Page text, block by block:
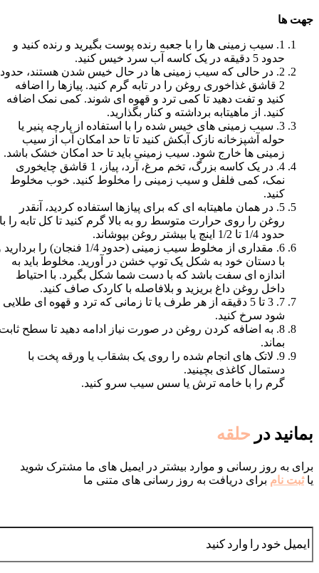
جهت ها
1. سیب زمینی ها را با جعبه رنده پوست بگیرید و رنده کنید و
حدود 5 دقیقه در یک کاسه آب سرد خیس کنید.
2. در حالی که سیب زمینی ها در حال خیس شدن هستند، حدود
2 قاشق غذاخوری روغن را در تابه گرم کنید. پیازها را اضافه
کنید و تفت دهید تا کمی ترد و قهوه ای شوند. کمی نمک اضافه
کنید. از ماهیتابه برداشته و کنار بگذارید.
3. سیب زمینی های خیس شده را با استفاده از پارچه پنیر یا
حوله آشپزخانه نازک آبکش کنید تا تا حد امکان آب از سیب
زمینی ها خارج شود. سیب زمینی باید تا حد امکان خشک باشد.
4. در یک کاسه بزرگ، تخم مرغ، آرد، پیاز، 1 قاشق چایخوری
نمک، کمی فلفل و سیب زمینی را مخلوط کنید. خوب مخلوط
کنید.
5. در همان ماهیتابه ای که برای پیازها استفاده کردید، آنقدر
روغن را روی حرارت متوسط رو به بالا گرم کنید تا کل تابه را با
حدود 1/4 تا 1/2 اینچ یا بیشتر روغن بپوشاند.
6. مقداری از مخلوط سیب زمینی (حدود 1/4 فنجان) را
با دستان خود به شکل یک توپ خشن در آورید. مخلوط باید به
اندازه ای سفت باشد که با دست شما شکل بگیرد. با احتیاط
داخل روغن داغ بریزید و بلافاصله با کاردک صاف کنید.
7. 3 تا 5 دقیقه از هر طرف یا تا زمانی که ترد و قهوه ای طلایی
شود سرخ کنید.
8. به اضافه کردن روغن در صورت نیاز ادامه دهید تا سطح
بماند.
9. لاتک های انجام شده را روی یک بشقاب یا ورقه پخت با
دستمال کاغذی بچینید.
گرم را با خامه ترش یا سس سیب سرو کنید.
بمانید در حلقه
برای به روز رسانی و موارد بیشتر در ایمیل های ما مشترک شوید
یاثبت نام برای دریافت به روز رسانی های متنی ما